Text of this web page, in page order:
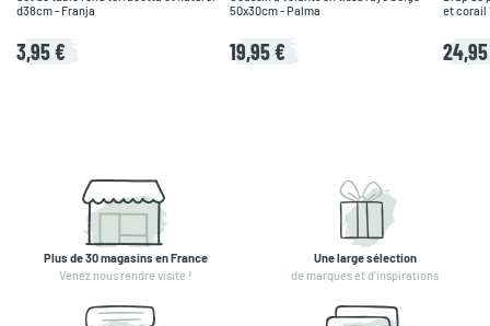
d38cm - Franja
3,95 €
50x30cm - Palma
19,95 €
et corail
Plus de 30 magasins en France
Venez nous rendre visite !
Une large sélection
de marques et d'inspirations